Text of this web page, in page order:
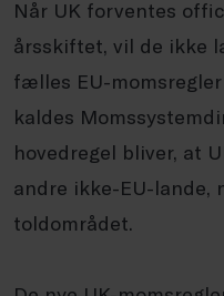
Når UK forventes
årsskiftet, vil de ikke
fælles EU-
kaldes
hovedregel bliver, at
andre ikke-EU-lande,
toldområdet.